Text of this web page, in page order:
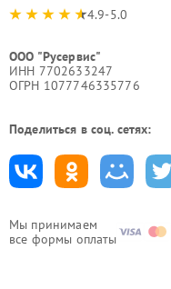
Мы принимаем
все формы оплаты
4.9-5.0
ООО "Русервис"
ИНН 7702633247
ОГРН 1077746335776
Поделиться в соц. сетях: